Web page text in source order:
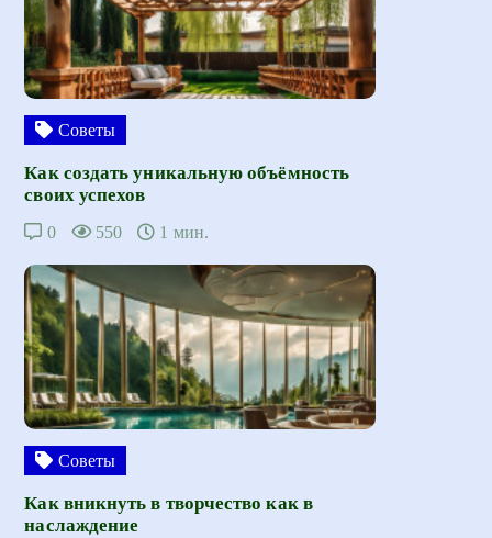
Советы
Как создать уникальную объёмность
своих успехов
0 550 1 мин.
Советы
Как вникнуть в творчество как в
наслаждение